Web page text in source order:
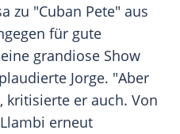
zu "Cuban Pete" aus
für gute
grandiose Show
Jorge. "Aber
kritisierte er auch. Von
Llambi erneut